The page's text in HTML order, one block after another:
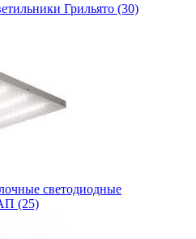
Грильято (30)
светодиодные
(25)